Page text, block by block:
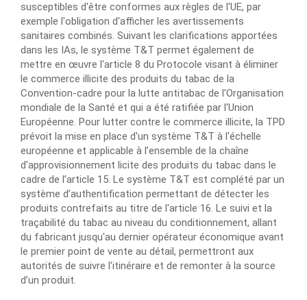
susceptibles d'être conformes aux règles de l'UE, par
exemple l'obligation d'afficher les avertissements
sanitaires combinés. Suivant les clarifications apportées
dans les IAs, le système T&T permet également de
mettre en œuvre l'article 8 du Protocole visant à éliminer
le commerce illicite des produits du tabac de la
Convention-cadre pour la lutte antitabac de l'Organisation
mondiale de la Santé et qui a été ratifiée par l'Union
Européenne. Pour lutter contre le commerce illicite, la TPD
prévoit la mise en place d'un système T&T à l'échelle
européenne et applicable à l’ensemble de la chaîne
d'approvisionnement licite des produits du tabac dans le
cadre de l’article 15. Le système T&T est complété par un
système d’authentification permettant de détecter les
produits contrefaits au titre de l'article 16. Le suivi et la
traçabilité du tabac au niveau du conditionnement, allant
du fabricant jusqu'au dernier opérateur économique avant
le premier point de vente au détail, permettront aux
autorités de suivre l'itinéraire et de remonter à la source
d’un produit.